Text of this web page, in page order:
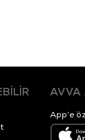
AVVA
App’e